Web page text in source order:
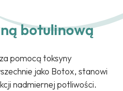
botulinową
pomocą toksyny
jako Botox, stanowi
nadmiernej potliwości.